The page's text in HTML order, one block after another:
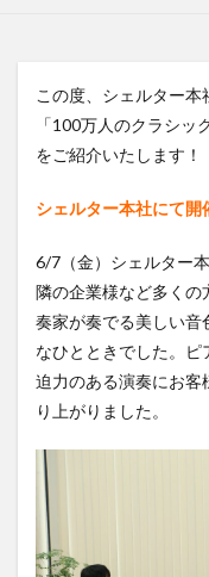
この度、シェルター本
「100万人のクラシ
をご紹介いたします！
シェルター本社にて開
6/7（金）シェルター
隣の企業様など多くの
奏家が奏でる美しい音
なひとときでした。
迫力のある演奏にお客
り上がりました。